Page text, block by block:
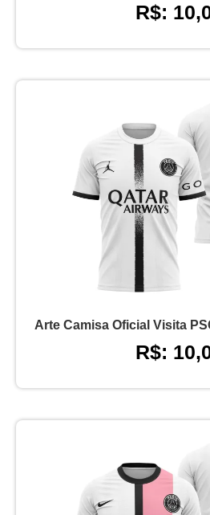
R$:
Arte Camisa Oficial Visita
R$: